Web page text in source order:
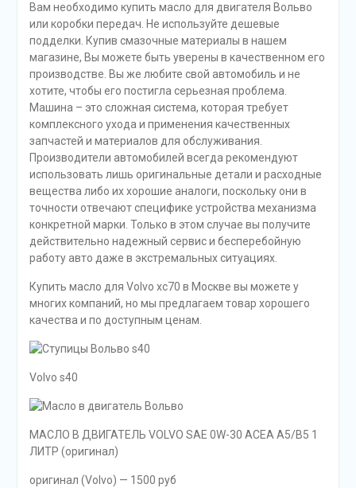
Вам необходимо купить масло для двигателя Вольво
или коробки передач. Не используйте дешевые
подделки. Купив смазочные материалы в нашем
магазине, Вы можете быть уверены в качественном его
производстве. Вы же любите свой автомобиль и не
хотите, чтобы его постигла серьезная проблема.
Машина – это сложная система, которая требует
комплексного ухода и применения качественных
запчастей и материалов для обслуживания.
Производители автомобилей всегда рекомендуют
использовать лишь оригинальные детали и расходные
вещества либо их хорошие аналоги, поскольку они в
точности отвечают специфике устройства механизма
конкретной марки. Только в этом случае вы получите
действительно надежный сервис и бесперебойную
работу авто даже в экстремальных ситуациях.
Купить масло для Volvo xc70 в Москве вы можете у
многих компаний, но мы предлагаем товар хорошего
качества и по доступным ценам.
Volvo s40
МАСЛО В ДВИГАТЕЛЬ VOLVO SAE 0W-30 ACEA A5/B5 1
ЛИТР (оригинал)
оригинал (Volvo) — 1500 руб